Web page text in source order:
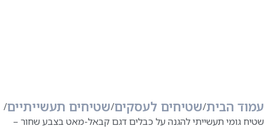
עמוד הבית שטיחים לעסקים שטיחים תעשייתיים
שטיח גומי תעשייתי להגנה על כבלים דגם קבאל-מאט בצבע שחור –